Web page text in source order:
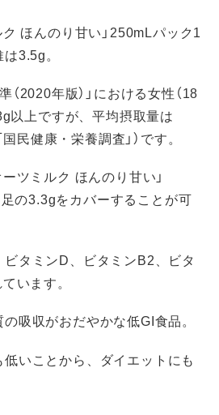
ほんのり甘い」250mLパック1
3.5g。
（2020年版）」における女性（18
以上ですが、平均摂取量は
民健康・栄養調査」）です。
ツミルク ほんのり甘い」
の3.3gをカバーすることが可
タミンD、ビタミンB2、ビタ
います。
吸収がおだやかな低GI食品。
いことから、ダイエットにも